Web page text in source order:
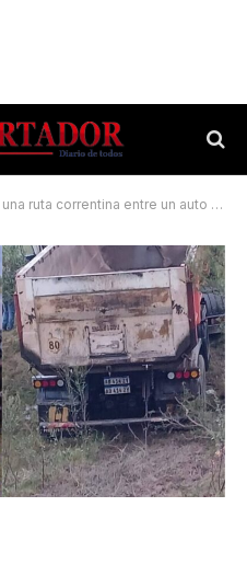
correntina entre un auto y un camión